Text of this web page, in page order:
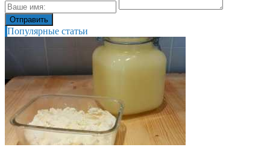
Популярные статьи